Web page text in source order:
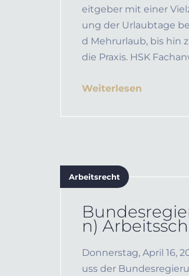
eitgeber mit einer
ung der Urlaubtage
d Mehrurlaub, bis hin
die Praxis. HSK
Weiterlesen
Arbeitsrecht
n)
Donnerstag, April 16,
uss der